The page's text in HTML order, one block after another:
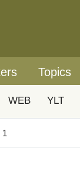
Topics
WEB YLT